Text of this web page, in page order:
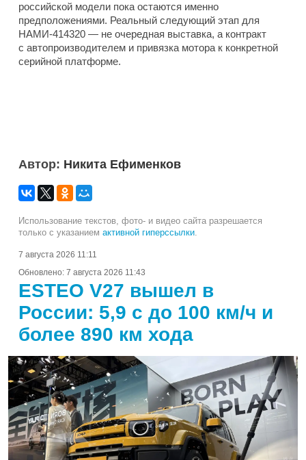
российской модели пока остаются именно
предположениями. Реальный следующий этап для
НАМИ-414320 — не очередная выставка, а контракт
с автопроизводителем и привязка мотора к конкретной
серийной платформе.
Автор: Никита Ефименков
Использование текстов, фото- и видео сайта разрешается
только с указанием активной гиперссылки.
7 августа 2026 11:11
Обновлено: 7 августа 2026 11:43
ESTEO V27 вышел в
России: 5,9 с до 100 км/ч и
более 890 км хода